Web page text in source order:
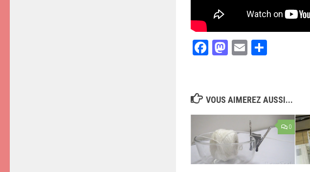
Facebook
Mastodon
Email
VOUS AIMEREZ AUSSI...
0